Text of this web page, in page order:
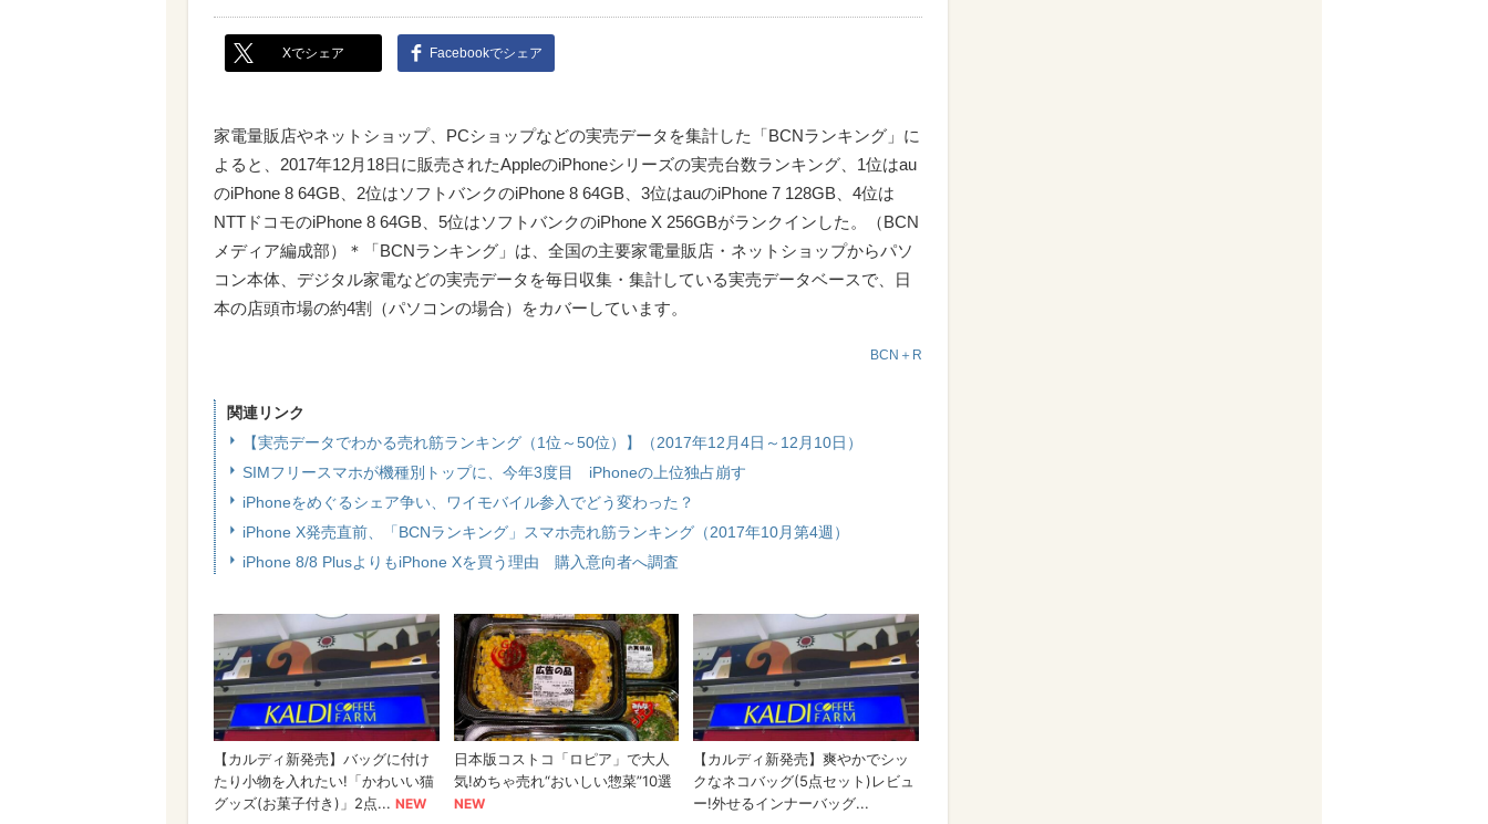
Xでシェア Facebookでシェア
家電量販店やネットショップ、PCショップなどの実売データを集計した「BCNランキング」に
よると、2017年12月18日に販売されたAppleのiPhoneシリーズの実売台数ランキング、1位はau
のiPhone 8 64GB、2位はソフトバンクのiPhone 8 64GB、3位はauのiPhone 7 128GB、4位は
NTTドコモのiPhone 8 64GB、5位はソフトバンクのiPhone X 256GBがランクインした。（BCN
メディア編成部）＊「BCNランキング」は、全国の主要家電量販店・ネットショップからパソ
コン本体、デジタル家電などの実売データを毎日収集・集計している実売データベースで、日
本の店頭市場の約4割（パソコンの場合）をカバーしています。
BCN＋R
関連リンク
【実売データでわかる売れ筋ランキング（1位～50位）】（2017年12月4日～12月10日）
SIMフリースマホが機種別トップに、今年3度目 iPhoneの上位独占崩す
iPhoneをめぐるシェア争い、ワイモバイル参入でどう変わった？
iPhone X発売直前、「BCNランキング」スマホ売れ筋ランキング（2017年10月第4週）
iPhone 8/8 PlusよりもiPhone Xを買う理由 購入意向者へ調査